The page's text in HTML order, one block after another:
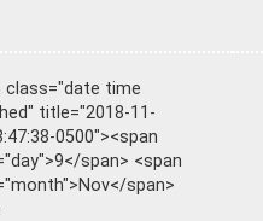
class="date time
title="2018-11-
0500"><span
span> <span
span>